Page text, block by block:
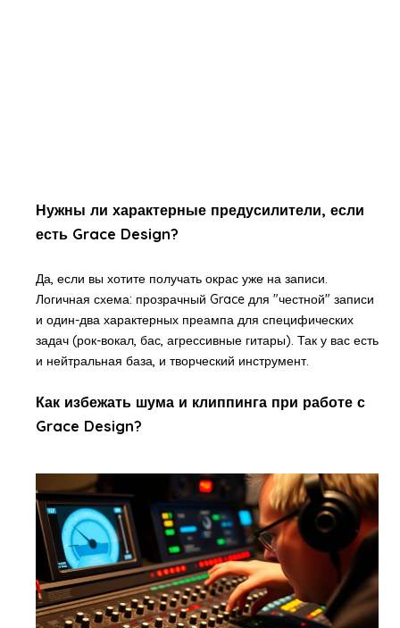
Нужны ли характерные предусилители, если
есть Grace Design?
Да, если вы хотите получать окрас уже на записи.
Логичная схема: прозрачный Grace для "честной" записи
и один-два характерных преампа для специфических
задач (рок-вокал, бас, агрессивные гитары). Так у вас есть
и нейтральная база, и творческий инструмент.
Как избежать шума и клиппинга при работе с
Grace Design?